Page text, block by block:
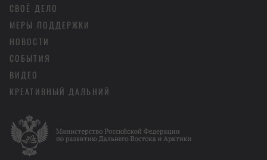
СВОЁ ДЕЛО
МЕРЫ ПОДДЕРЖКИ
НОВОСТИ
СОБЫТИЯ
ВИДЕО
КРЕАТИВНЫЙ ДАЛЬНИЙ